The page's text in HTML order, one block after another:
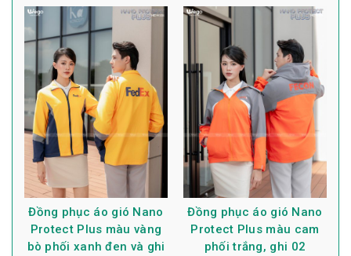
Đồng phục áo gió Nano
Protect Plus màu vàng
bò phối xanh đen và ghi
Đồng phục áo gió Nano
Protect Plus màu cam
phối trắng, ghi 02